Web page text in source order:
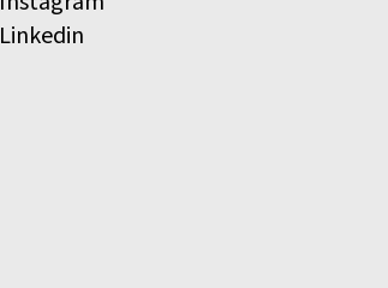
Linkedin